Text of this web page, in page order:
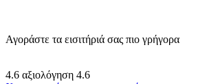
Αγοράστε τα εισιτήριά σας πιο γρήγορα
4.6 αξιολόγηση 4.6